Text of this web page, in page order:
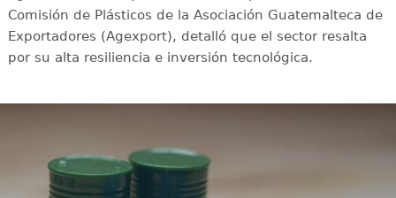
Comisión de Plásticos de la Asociación Guatemalteca de
Exportadores (Agexport), detalló que el sector resalta
por su alta resiliencia e inversión tecnológica.